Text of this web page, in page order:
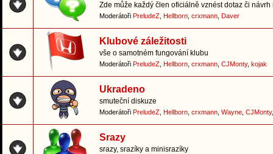
Zde může každý člen oficiálně vznést dotaz či
Moderátoři PreludeZ Hellborn crxmann Daver
Klubové záležitosti
vše o samotném fungování klubu
Moderátoři PreludeZ Hellborn crxmann CJMonty, kojak
Ukradeno
smuteční diskuze
Moderátoři PreludeZ Hellborn crxmann Wayne CJMonty
Srazy
srazy, srazíky a minisrazíky